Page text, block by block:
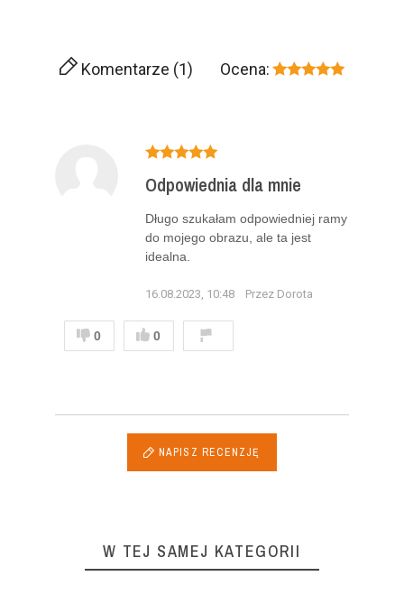
Komentarze (1) Ocena:
Odpowiednia dla mnie
Długo szukałam odpowiedniej ramy
do mojego obrazu, ale ta jest
idealna.
16.08.2023, 10:48 Przez Dorota
0 0
NAPISZ RECENZJĘ
W TEJ SAMEJ KATEGORII